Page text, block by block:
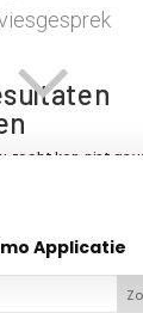
Applicatie